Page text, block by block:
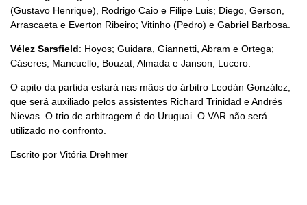
(Gustavo Henrique), Rodrigo Caio e Filipe Luis; Diego, Gerson,
Arrascaeta e Everton Ribeiro; Vitinho (Pedro) e Gabriel Barbosa.
Vélez Sarsfield: Hoyos; Guidara, Giannetti, Abram e Ortega;
Cáseres, Mancuello, Bouzat, Almada e Janson; Lucero.
O apito da partida estará nas mãos do árbitro Leodán González,
que será auxiliado pelos assistentes Richard Trinidad e Andrés
Nievas. O trio de arbitragem é do Uruguai. O VAR não será
utilizado no confronto.
Escrito por Vitória Drehmer